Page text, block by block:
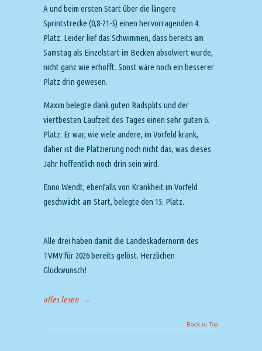
A und beim ersten Start über die längere
Sprintstrecke (0,8-21-5) einen hervorragenden 4.
Platz. Leider lief das Schwimmen, dass bereits am
Samstag als Einzelstart im Becken absolviert wurde,
nicht ganz wie erhofft. Sonst wäre noch ein besserer
Platz drin gewesen.
Maxim belegte dank guten Radsplits und der
viertbesten Laufzeit des Tages einen sehr guten 6.
Platz. Er war, wie viele andere, im Vorfeld krank,
daher ist die Platzierung noch nicht das, was dieses
Jahr hoffentlich noch drin sein wird.
Enno Wendt, ebenfalls von Krankheit im Vorfeld
geschwächt am Start, belegte den 15. Platz.
Alle drei haben damit die Landeskadernorm des
TVMV für 2026 bereits gelöst. Herzlichen
Glückwunsch!
alles lesen →
Back to Top